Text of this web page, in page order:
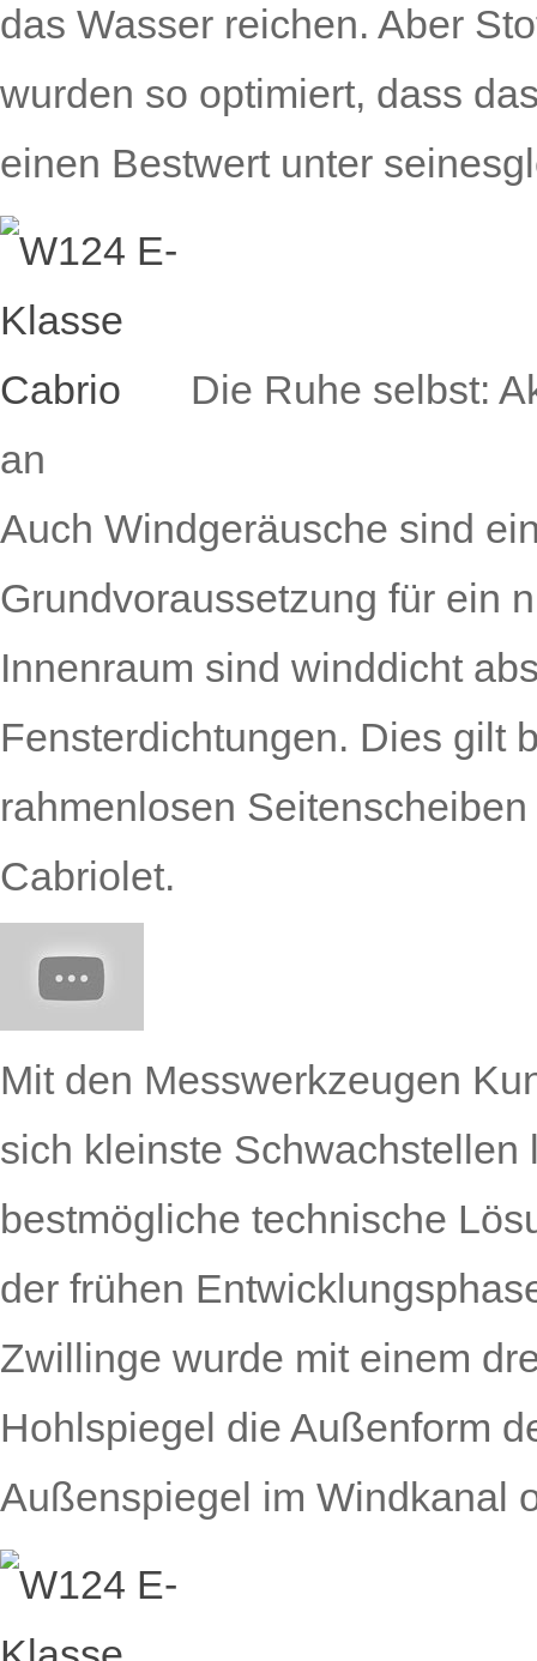
das Wasser reichen. Aber
wurden so optimiert, dass
einen Bestwert unter
Die Ruhe selbst:
an
Auch Windgeräusche sind
Grundvoraussetzung für ein
Innenraum sind winddicht
Fensterdichtungen. Dies gilt
rahmenlosen
Cabriolet.
Mit den Messwerkzeugen
sich kleinste
bestmögliche technische
der frühen
Zwillinge wurde mit einem
Hohlspiegel die Außenform
Außenspiegel im Windkanal